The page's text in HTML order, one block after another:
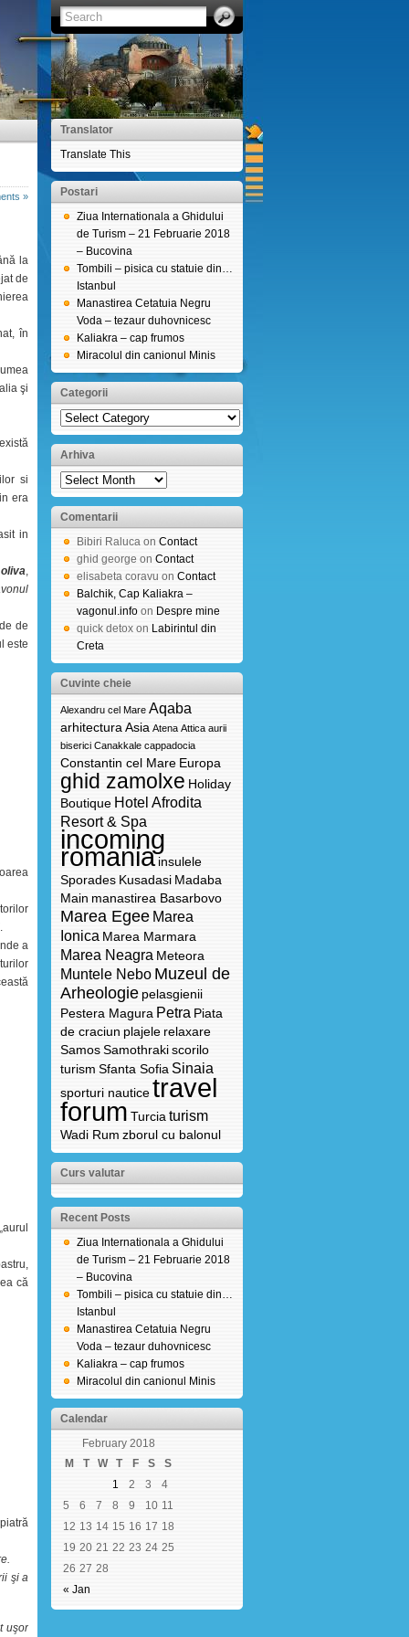
»
la
de
în
şi
si
era
in
,
de
este
.
a
că
şi a
uşor
Translator
Translate This
Postari
Ziua Internationala a Ghidului
de Turism – 21 Februarie 2018
– Bucovina
Tombili – pisica cu statuie din…
Istanbul
Manastirea Cetatuia Negru
Voda – tezaur duhovnicesc
Kaliakra – cap frumos
Miracolul din canionul Minis
Categorii
Arhiva
Comentarii
Bibiri Raluca on Contact
ghid george on Contact
elisabeta coravu on Contact
Balchik, Cap Kaliakra –
vagonul.info on Despre mine
quick detox on Labirintul din
Creta
Cuvinte cheie
Alexandru cel Mare Aqaba
arhitectura Asia Atena Attica aurii
biserici Canakkale cappadocia
Constantin cel Mare Europa
ghid zamolxe Holiday
Boutique Hotel Afrodita
Resort & Spa
incoming
romania insulele
Sporades Kusadasi Madaba
Main manastirea Basarbovo
Marea Egee Marea
Ionica Marea Marmara
Marea Neagra Meteora
Muntele Nebo Muzeul de
Arheologie pelasgienii
Pestera Magura Petra Piata
de craciun plajele relaxare
Samos Samothraki scorilo
turism Sfanta Sofia Sinaia
sporturi nautice travel
forum Turcia turism
Wadi Rum zborul cu balonul
Curs valutar
Recent Posts
Ziua Internationala a Ghidului
de Turism – 21 Februarie 2018
– Bucovina
Tombili – pisica cu statuie din…
Istanbul
Manastirea Cetatuia Negru
Voda – tezaur duhovnicesc
Kaliakra – cap frumos
Miracolul din canionul Minis
Calendar
February 2018
M
T W T F S S
« Jan
1 2 3
4
5
6 7 8 9 10 11
12 13 14 15 16 17 18
19 20 21 22 23 24 25
26 27 28